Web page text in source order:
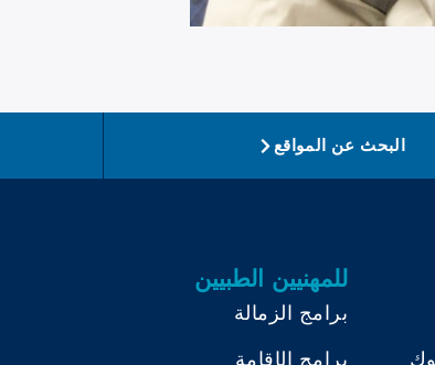
البحث عن المواقع
للمهنيين الطبيين
برامج الزمالة
برامج الإقامة